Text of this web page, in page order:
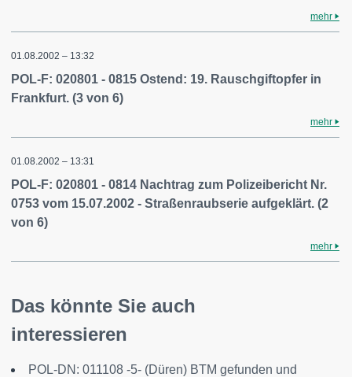
mehr
01.08.2002 – 13:32
POL-F: 020801 - 0815 Ostend: 19. Rauschgiftopfer in
Frankfurt. (3 von 6)
mehr
01.08.2002 – 13:31
POL-F: 020801 - 0814 Nachtrag zum Polizeibericht Nr.
0753 vom 15.07.2002 - Straßenraubserie aufgeklärt. (2
von 6)
mehr
Das könnte Sie auch
interessieren
POL-DN: 011108 -5- (Düren) BTM gefunden und